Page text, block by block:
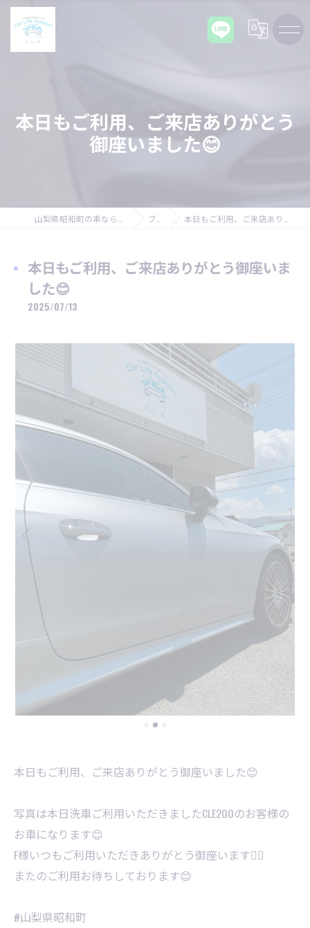
本日もご利用、ご来店ありがとう
御座いました😊
ブログ 本日もご利用、ご来店ありがとう御座いました😊
本日もご利用、ご来店ありがとう御座いま
した😊
2025/07/13
本日もご利用、ご来店ありがとう御座いました😊
写真は本日洗車ご利用いただきましたCLE200のお客様の
お車になります😊
F様いつもご利用いただきありがとう御座います🙇‍♂️
またのご利用お待ちしております😊
#山梨県昭和町